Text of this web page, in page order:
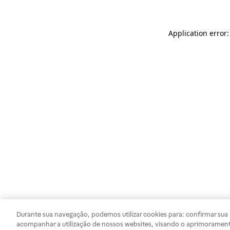
Application
Durante sua navegação, podemos utilizar cookies para: confirmar
acompanhar a utilização de nossos websites, visando o